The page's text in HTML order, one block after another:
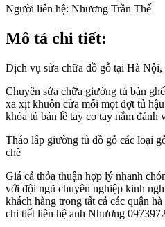
Người liên hệ: Nhương Trần Thế
Mô tả chi tiết:
Dịch vụ sửa chữa đồ gỗ tại Hà
Chuyên sửa chữa giường tủ bàn
xa xịt khuôn cửa mối mọt đợt tủ
khóa tủ bản lề tay co tay nắm đánh
Tháo lắp giường tủ đồ gỗ các loại
chè
Giá cả thỏa thuận hợp lý nhanh
với đội ngũ chuyên nghiệp kinh
khách hàng trong tất cả các quận
chi tiết liên hệ anh Nhương